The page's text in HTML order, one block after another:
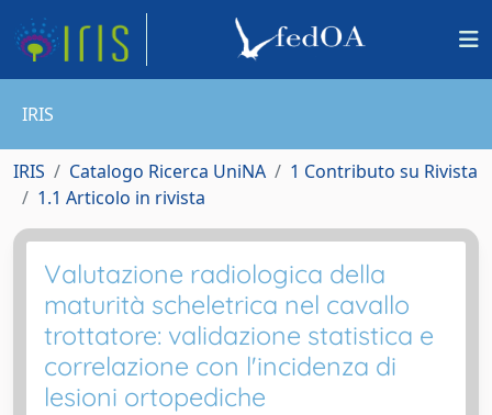
IRIS
IRIS Catalogo Ricerca UniNA
1 Contributo su Rivista
1.1 Articolo in rivista
Valutazione radiologica della
maturità scheletrica nel cavallo
trottatore: validazione statistica e
correlazione con l'incidenza di
lesioni ortopediche